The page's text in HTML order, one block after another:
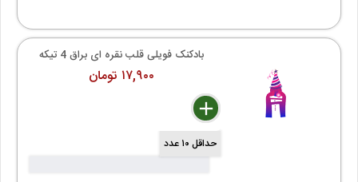
بادکنک فویلی قلب نقره ای براق 4 تیکه
۱۷,۹۰۰ تومان
delete
remove
add
حداقل ۱۰ عدد